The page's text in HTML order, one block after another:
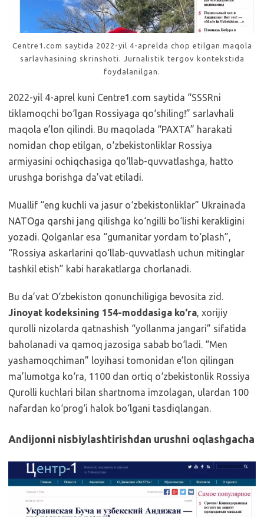
Centre1.com saytida 2022-yil 4-aprelda chop etilgan maqola
sarlavhasining skrinshoti. Jurnalistik tergov kontekstida
foydalanilgan.
2022-yil 4-aprel kuni Centre1.com saytida “SSSRni
tiklamoqchi bo‘lgan Rossiyaga qo‘shiling!” sarlavhali
maqola e’lon qilindi. Bu maqolada “PAХTA” harakati
nomidan chop etilgan, o‘zbekistonliklar Rossiya
armiyasini ochiqchasiga qo‘llab-quvvatlashga, hatto
urushga borishga da’vat etiladi.
Muallif “eng kuchli va jasur o‘zbekistonliklar” Ukrainada
NATOga qarshi jang qilishga ko‘ngilli bo‘lishi kerakligini
yozadi. Qolganlar esa “gumanitar yordam to‘plash”,
“Rossiya askarlarini qo‘llab-quvvatlash uchun mitinglar
tashkil etish” kabi harakatlarga chorlanadi.
Bu da’vat O‘zbekiston qonunchiligiga bevosita zid.
Jinoyat kodeksining 154-moddasiga ko‘ra, xorijiy
qurolli nizolarda qatnashish “yollanma jangari” sifatida
baholanadi va qamoq jazosiga sabab bo‘ladi. “Men
yashamoqchiman” loyihasi tomonidan e’lon qilingan
ma’lumotga ko‘ra, 1100 dan ortiq o‘zbekistonlik Rossiya
Qurolli kuchlari bilan shartnoma imzolagan, ulardan 100
nafardan ko‘prog‘i halok bo‘lgani tasdiqlangan.
Andijonni nisbiylashtirishdan urushni oqlashgacha